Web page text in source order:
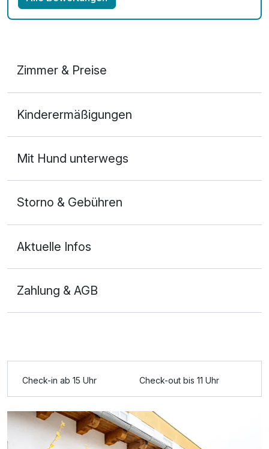
Zimmer & Preise
2 Erwachsene und 1 Kind
Für 2 Tage p.P. ab82,80 €
Kinderermäßigungen
Mit Hund unterwegs
Storno & Gebühren
Aktuelle Infos
Zahlung & AGB
Check-in ab 15 Uhr Check-out bis 11 Uhr